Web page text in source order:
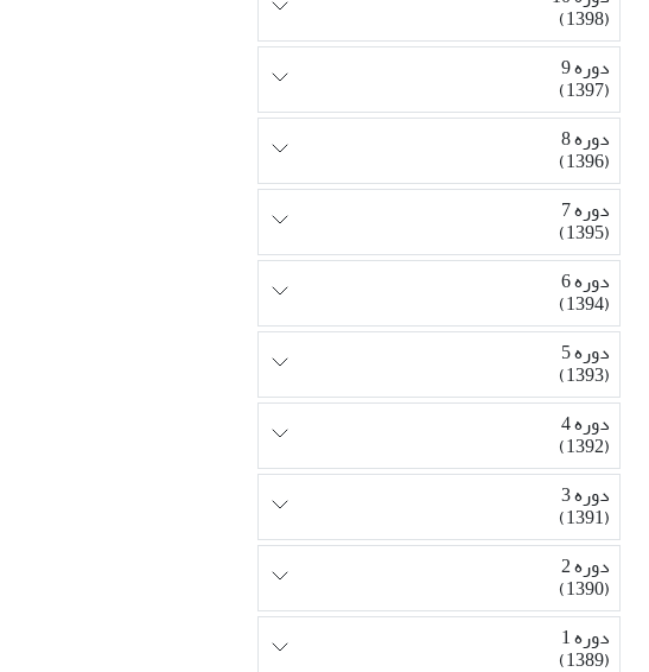
(1398)
دوره 9
(1397)
دوره 8
(1396)
دوره 7
(1395)
دوره 6
(1394)
دوره 5
(1393)
دوره 4
(1392)
دوره 3
(1391)
دوره 2
(1390)
دوره 1
(1389)